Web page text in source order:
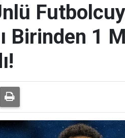
Birinden 1